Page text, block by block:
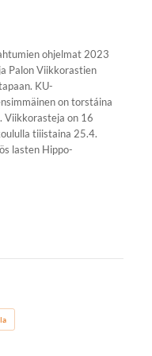
ohjelmat 2023
Palon Viikkorastien
KU-
on torstáina
Viikkorasteja on 16
tiiistaina 25.4.
lasten Hippo-